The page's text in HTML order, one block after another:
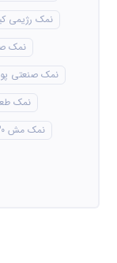
نمک رژیمی
نمک
نمک صنعتی
نمک
نمک مش 130